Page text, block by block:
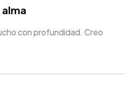
con profundidad. Creo